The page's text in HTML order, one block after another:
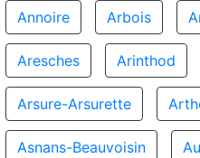
Annoire Arbois
Aresches Arinthod
Arsure-Arsurette
Asnans-Beauvoisin